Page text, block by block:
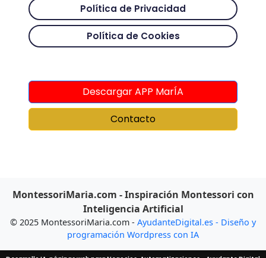
Política de Privacidad
Política de Cookies
Descargar APP MarÍA
Contacto
MontessoriMaria.com - Inspiración Montessori con
Inteligencia Artificial
© 2025 MontessoriMaria.com - AyudanteDigital.es - Diseño y
programación Wordpress con IA